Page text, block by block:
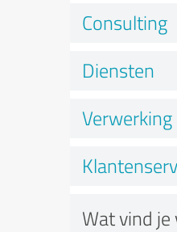
Consulting
Diensten
Verwerking
Wat vind